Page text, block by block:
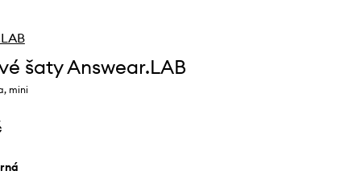
šaty Answear.LAB
mini